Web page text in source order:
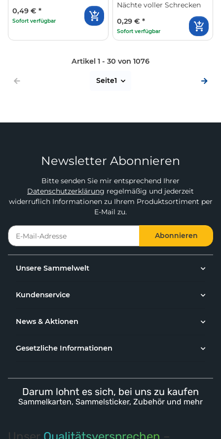
0,49 € *
Sofort verfügbar
Nächte voller Schrecken
0,29 € *
Sofort verfügbar
Artikel 1 - 30 von 1076
Seite1
Newsletter Abonnieren
Bitte senden Sie mir entsprechend Ihrer
Datenschutzerklärung regelmäßig und jederzeit
widerruflich Informationen zu Ihrem Produktsortiment per
E-Mail zu.
Abonnieren
Unsere Sammelwelt
Kundenservice
News & Aktionen
Gesetzliche Informationen
Darum lohnt es sich, bei uns zu kaufen
Sammelkarten, Sammelsticker, Zubehör und mehr